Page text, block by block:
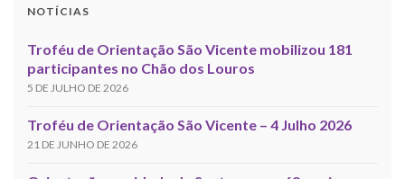
NOTÍCIAS
Troféu de Orientação São Vicente mobilizou 181
participantes no Chão dos Louros
5 DE JULHO DE 2026
Troféu de Orientação São Vicente – 4 Julho 2026
21 DE JUNHO DE 2026